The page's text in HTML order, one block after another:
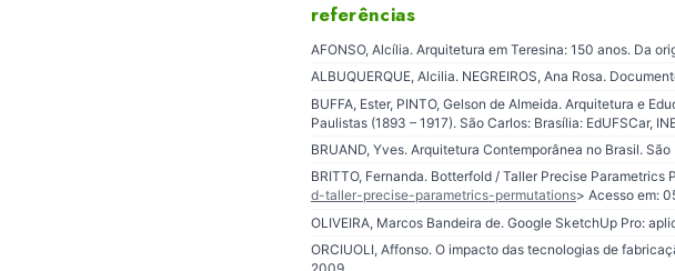
referências
AFONSO, Alcília. Arquitetura em Teresina: 150 anos. Da
ALBUQUERQUE, Alcilia. NEGREIROS, Ana Rosa.
BUFFA, Ester, PINTO, Gelson de Almeida. Arquitetura e
Paulistas (1893 – 1917). São Carlos: Brasília: EdUFSCar,
BRUAND, Yves. Arquitetura Contemporânea no Brasil.
BRITTO, Fernanda. Botterfold / Taller Precise Parametrics
d-taller-precise-parametrics-permutations> Acesso em:
OLIVEIRA, Marcos Bandeira de. Google SketchUp Pro:
ORCIUOLI, Affonso. O impacto das tecnologias de